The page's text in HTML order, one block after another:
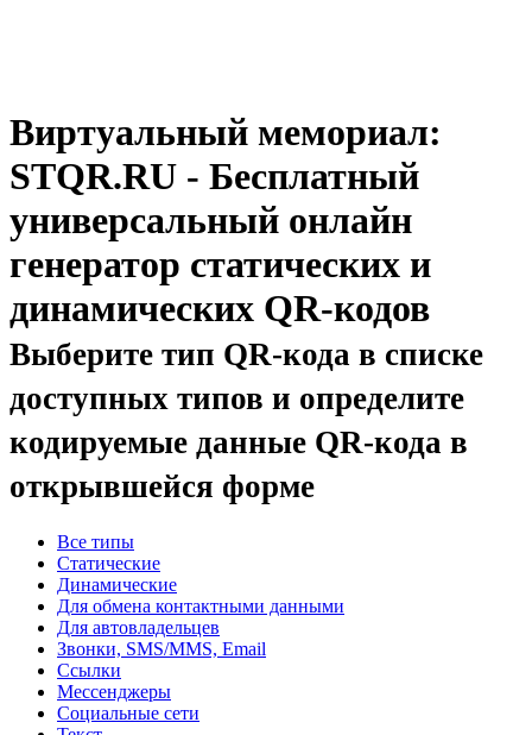
Виртуальный мемориал:
STQR.RU - Бесплатный
универсальный онлайн
генератор статических и
динамических QR-кодов
Выберите тип QR-кода в списке
доступных типов и определите
кодируемые данные QR-кода в
открывшейся форме
Все типы
Статические
Динамические
Для обмена контактными данными
Для автовладельцев
Звонки, SMS/MMS, Email
Ссылки
Мессенджеры
Социальные сети